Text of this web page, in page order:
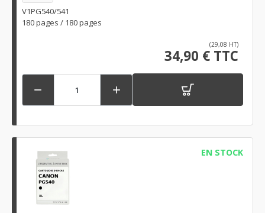
V1PG540/541
180 pages / 180 pages
(29,08 HT)
34,90 € TTC
 
EN STOCK